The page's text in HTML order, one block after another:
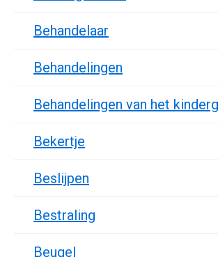
Behandelaar
Behandelingen
Behandelingen van het
Bekertje
Beslijpen
Bestraling
Beugel